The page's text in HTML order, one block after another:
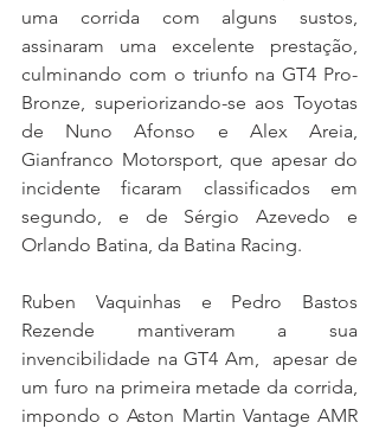
uma corrida com alguns sustos,
assinaram uma excelente prestação,
culminando com o triunfo na GT4 Pro-
Bronze, superiorizando-se aos Toyotas
de Nuno Afonso e Alex Areia,
Gianfranco Motorsport, que apesar do
incidente ficaram classificados em
segundo, e de Sérgio Azevedo e
Orlando Batina, da Batina Racing.
Ruben Vaquinhas e Pedro Bastos
Rezende mantiveram a sua
invencibilidade na GT4 Am,  apesar de
um furo na primeira metade da corrida,
impondo o Aston Martin Vantage AMR